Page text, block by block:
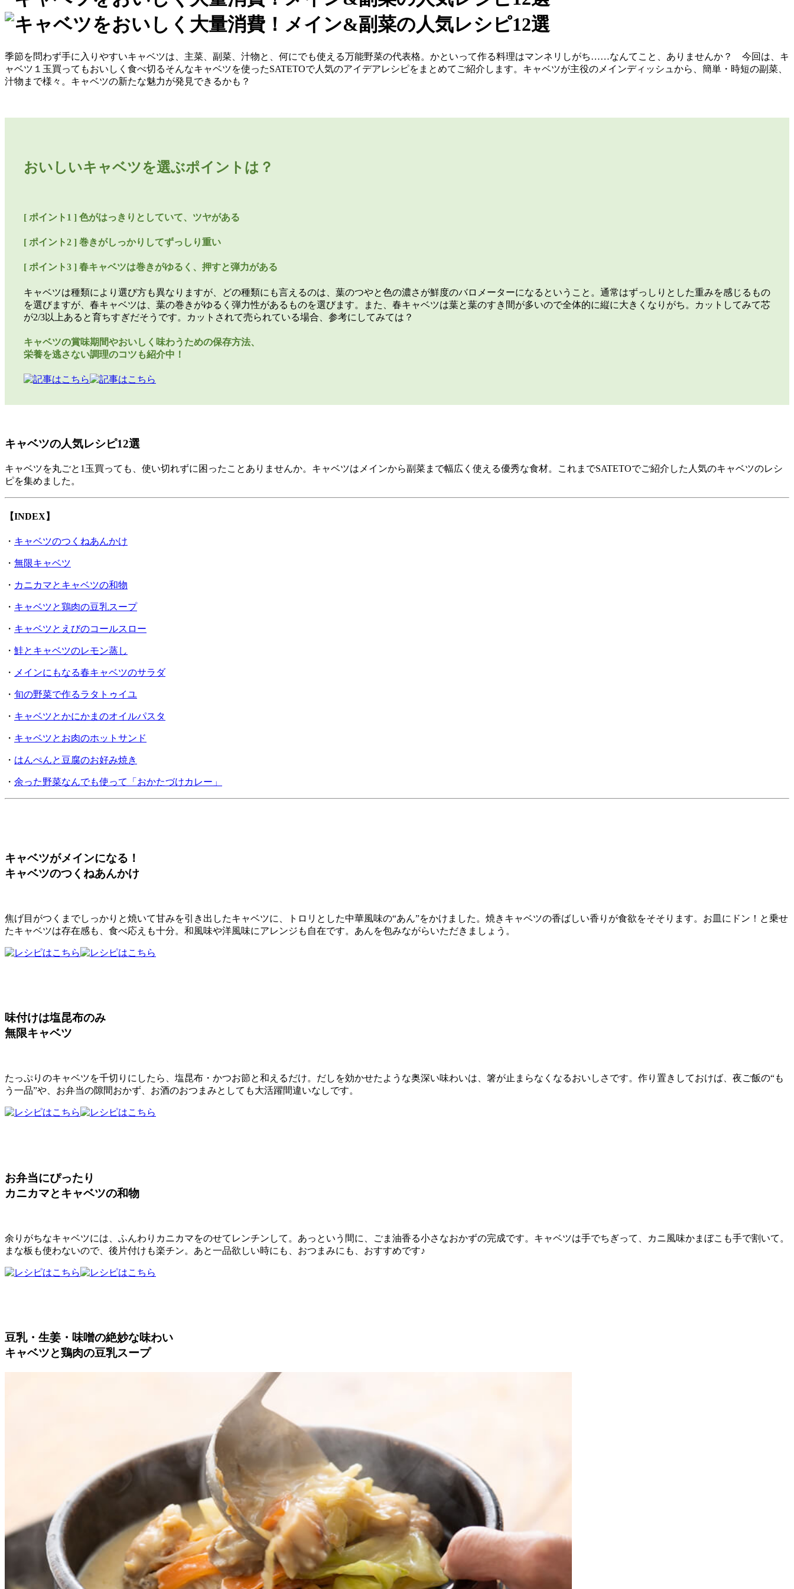
季節を問わず手に入りやすいキャベツは、主菜、副菜、汁物と、何にでも使える万能野菜の代表格。かといって作る料理はマンネリしがち……なんてこと、ありませんか？ 今回は、キ
ャベツ１玉買ってもおいしく食べ切るそんなキャベツを使ったSATETOで人気のアイデアレシピをまとめてご紹介します。キャベツが主役のメインディッシュから、簡単・時短の副菜、
汁物まで様々。キャベツの新たな魅力が発見できるかも？
おいしいキャベツを選ぶポイントは？
[ ポイント1 ] 色がはっきりとしていて、ツヤがある
[ ポイント2 ] 巻きがしっかりしてずっしり重い
[ ポイント3 ] 春キャベツは巻きがゆるく、押すと弾力がある
キャベツは種類により選び方も異なりますが、どの種類にも言えるのは、葉のつやと色の濃さが鮮度のバロメーターになるということ。通常はずっしりとした重みを感じるもの
を選びますが、春キャベツは、葉の巻きがゆるく弾力性があるものを選びます。また、春キャベツは葉と葉のすき間が多いので全体的に縦に大きくなりがち。カットしてみて芯
が2/3以上あると育ちすぎだそうです。カットされて売られている場合、参考にしてみては？
キャベツの賞味期間やおいしく味わうための保存方法、
栄養を逃さない調理のコツも紹介中！
キャベツの人気レシピ12選
キャベツを丸ごと1玉買っても、使い切れずに困ったことありませんか。キャベツはメインから副菜まで幅広く使える優秀な食材。これまでSATETOでご紹介した人気のキャベツのレシ
ピを集めました。
【INDEX】
・ キャベツのつくねあんかけ
・ 無限キャベツ
・ カニカマとキャベツの和物
・ キャベツと鶏肉の豆乳スープ
・ キャベツとえびのコールスロー
・ 鮭とキャベツのレモン蒸し
・ メインにもなる春キャベツのサラダ
・ 旬の野菜で作るラタトゥイユ
・ キャベツとかにかまのオイルパスタ
・ キャベツとお肉のホットサンド
・ はんぺんと豆腐のお好み焼き
・ 余った野菜なんでも使って「おかたづけカレー」
キャベツがメインになる！
キャベツのつくねあんかけ
焦げ目がつくまでしっかりと焼いて甘みを引き出したキャベツに、トロリとした中華風味の“あん”をかけました。焼きキャベツの香ばしい香りが食欲をそそります。お皿にドン！と乗せ
たキャベツは存在感も、食べ応えも十分。和風味や洋風味にアレンジも自在です。あんを包みながらいただきましょう。
味付けは塩昆布のみ
無限キャベツ
たっぷりのキャベツを千切りにしたら、塩昆布・かつお節と和えるだけ。だしを効かせたような奥深い味わいは、箸が止まらなくなるおいしさです。作り置きしておけば、夜ご飯の“も
う一品”や、お弁当の隙間おかず、お酒のおつまみとしても大活躍間違いなしです。
お弁当にぴったり
カニカマとキャベツの和物
余りがちなキャベツには、ふんわりカニカマをのせてレンチンして。あっという間に、ごま油香る小さなおかずの完成です。キャベツは手でちぎって、カニ風味かまぼこも手で割いて。
まな板も使わないので、後片付けも楽チン。あと一品欲しい時にも、おつまみにも、おすすめです♪
豆乳・生姜・味噌の絶妙な味わい
キャベツと鶏肉の豆乳スープ